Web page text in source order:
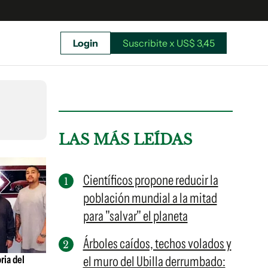
Suscribite x US$ 3,45
Login Suscribite x US$ 3,45
del
LAS MÁS LEÍDAS
Científicos propone reducir la
población mundial a la mitad
para "salvar" el planeta
Árboles caídos, techos volados y
el muro del Ubilla derrumbado: